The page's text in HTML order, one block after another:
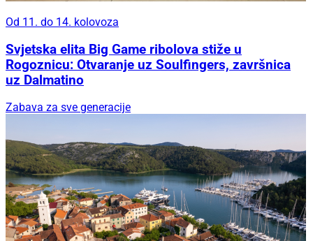
Od 11. do 14. kolovoza
Svjetska elita Big Game ribolova stiže u
Rogoznicu: Otvaranje uz Soulfingers, završnica
uz Dalmatino
Zabava za sve generacije